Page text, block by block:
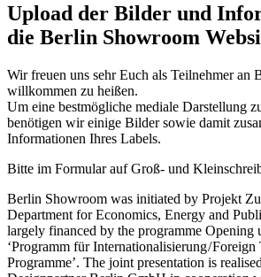
Upload der Bilder und
die Berlin Showroom
Wir freuen uns sehr Euch als Teilnehmer an
willkommen zu heißen.
Um eine bestmögliche mediale Darstellung
benötigen wir einige Bilder sowie damit
Informationen Ihres Labels.
Bitte im Formular auf Groß- und
Berlin Showroom was initiated by Projekt
Department for Economics, Energy and
largely financed by the programme Opening
‘Programm für Internationalisierung /
Programme’. The joint presentation is